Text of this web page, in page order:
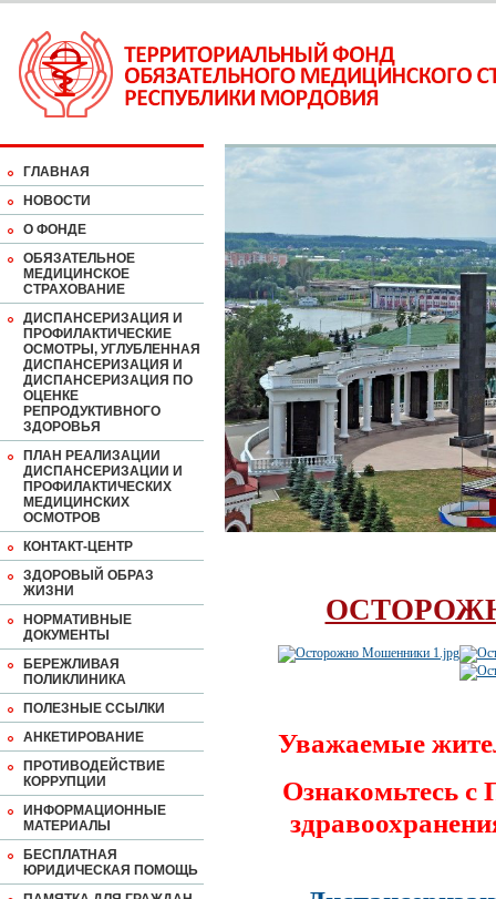
ГЛАВНАЯ
НОВОСТИ
О ФОНДЕ
ОБЯЗАТЕЛЬНОЕ
МЕДИЦИНСКОЕ
СТРАХОВАНИЕ
ДИСПАНСЕРИЗАЦИЯ И
ПРОФИЛАКТИЧЕСКИЕ
ОСМОТРЫ, УГЛУБЛЕННАЯ
ДИСПАНСЕРИЗАЦИЯ И
ДИСПАНСЕРИЗАЦИЯ ПО
ОЦЕНКЕ
РЕПРОДУКТИВНОГО
ЗДОРОВЬЯ
ПЛАН РЕАЛИЗАЦИИ
ДИСПАНСЕРИЗАЦИИ И
ПРОФИЛАКТИЧЕСКИХ
МЕДИЦИНСКИХ
ОСМОТРОВ
КОНТАКТ-ЦЕНТР
ЗДОРОВЫЙ ОБРАЗ
ЖИЗНИ
НОРМАТИВНЫЕ
ДОКУМЕНТЫ
БЕРЕЖЛИВАЯ
ПОЛИКЛИНИКА
ПОЛЕЗНЫЕ ССЫЛКИ
АНКЕТИРОВАНИЕ
ПРОТИВОДЕЙСТВИЕ
КОРРУПЦИИ
ИНФОРМАЦИОННЫЕ
МАТЕРИАЛЫ
БЕСПЛАТНАЯ
ЮРИДИЧЕСКАЯ ПОМОЩЬ
Уважаемые
Ознакомьтесь